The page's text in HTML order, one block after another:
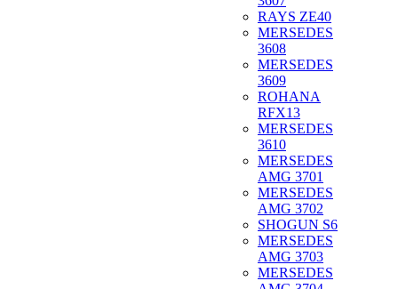
RAYS ZE40
MERSEDES
3608
MERSEDES
3609
ROHANA
RFX13
MERSEDES
3610
MERSEDES
AMG 3701
MERSEDES
AMG 3702
SHOGUN S6
MERSEDES
AMG 3703
MERSEDES